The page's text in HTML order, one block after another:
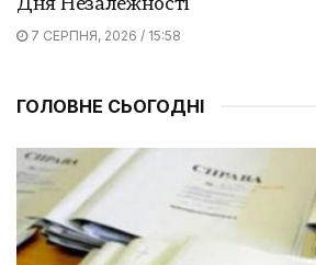
Дня Незалежності
7 СЕРПНЯ, 2026 / 15:58
ГОЛОВНЕ СЬОГОДНІ